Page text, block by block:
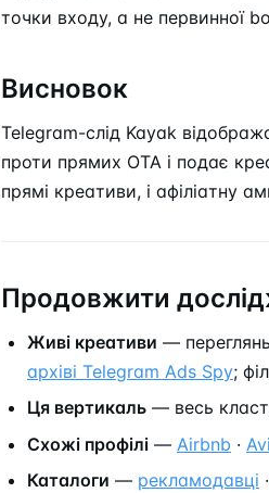
точки входу, а не первинної
Висновок
Telegram-слід Kayak
проти прямих OTA і подає
прямі креативи, і афіліатну
Продовжити
Живі креативи —
архіві Telegram Ads Spy;
Ця вертикаль — весь
Схожі профілі — Airbnb ·
Каталоги — рекламодавці ·